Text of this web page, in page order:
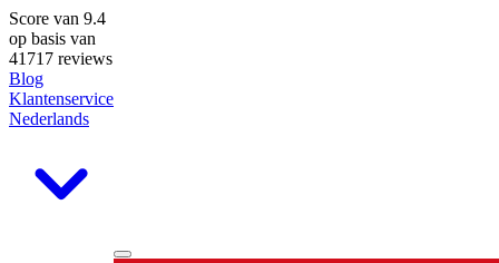
Score van 9.4
op basis van
41717 reviews
Blog
Klantenservice
Nederlands